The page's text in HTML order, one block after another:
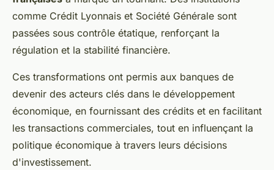
comme Crédit Lyonnais et Société Générale sont
passées sous contrôle étatique, renforçant la
régulation et la stabilité financière.
Ces transformations ont permis aux banques de
devenir des acteurs clés dans le développement
économique, en fournissant des crédits et en facilitant
les transactions commerciales, tout en influençant la
politique économique à travers leurs décisions
d'investissement.